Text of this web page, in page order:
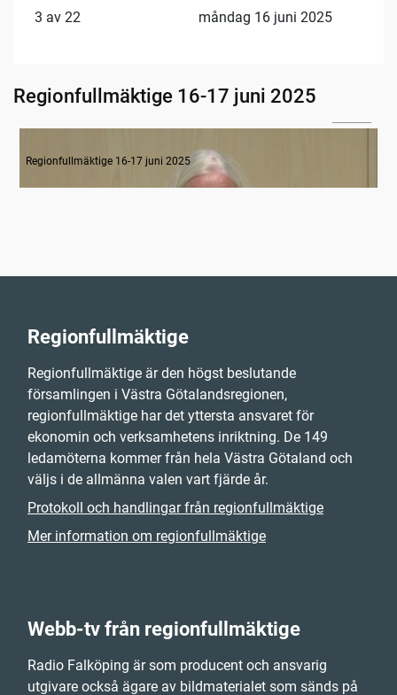
3 av 22 måndag 16 juni 2025
Regionfullmäktige 16-17 juni 2025
Regionfullmäktige 16-17 juni 2025
Regionfullmäktige
Regionfullmäktige är den högst beslutande
församlingen i Västra Götalandsregionen,
regionfullmäktige har det yttersta ansvaret för
ekonomin och verksamhetens inriktning. De 149
ledamöterna kommer från hela Västra Götaland och
väljs i de allmänna valen vart fjärde år.
Protokoll och handlingar från regionfullmäktige
Mer information om regionfullmäktige
Webb-tv från regionfullmäktige
Radio Falköping är som producent och ansvarig
utgivare också ägare av bildmaterialet som sänds på